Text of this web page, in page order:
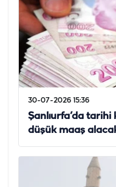
30-07-2026 15:36
Şanlıurfa’da
düşük maaş